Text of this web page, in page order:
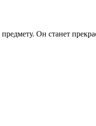
Он станет